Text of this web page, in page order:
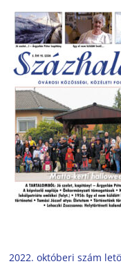
2022. októberi szám